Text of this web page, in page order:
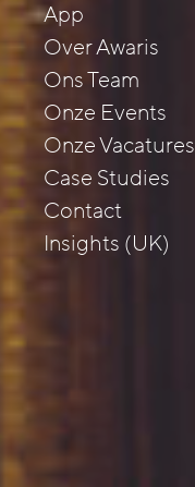
App
Over Awaris
Ons Team
Onze Events
Onze Vacatures
Case Studies
Contact
Insights (UK)